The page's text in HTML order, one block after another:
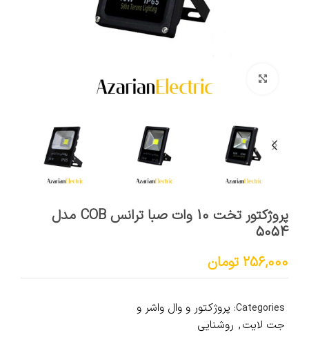
برای بزرگنمایی کلیک کنید
پروژکتور تخت 10 وات صبا ترانس COB مدل
5054
256,000 تومان
Categories: پروژکتور و وال واشر و
جت لایت, روشنایی